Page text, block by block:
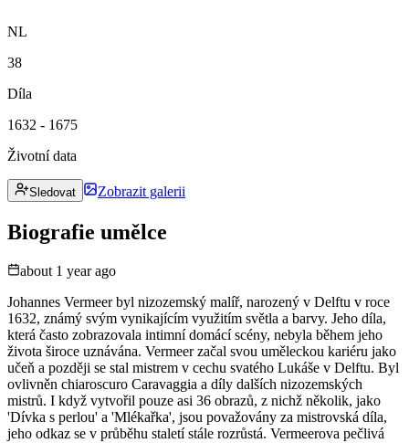
NL
38
Díla
1632 - 1675
Životní data
Sledovat Zobrazit galerii
Biografie umělce
about 1 year ago
Johannes Vermeer byl nizozemský malíř, narozený v Delftu v roce
1632, známý svým vynikajícím využitím světla a barvy. Jeho díla,
která často zobrazovala intimní domácí scény, nebyla během jeho
života široce uznávána. Vermeer začal svou uměleckou kariéru jako
učeň a později se stal mistrem v cechu svatého Lukáše v Delftu. Byl
ovlivněn chiaroscuro Caravaggia a díly dalších nizozemských
mistrů. I když vytvořil pouze asi 36 obrazů, z nichž několik, jako
'Dívka s perlou' a 'Mlékařka', jsou považovány za mistrovská díla,
jeho odkaz se v průběhu staletí stále rozrůstá. Vermeerova pečlivá